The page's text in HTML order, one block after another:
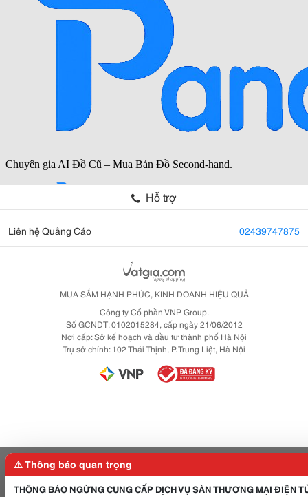
Hỗ trợ
Liên hệ Quảng Cáo 02439747875
MUA SẮM HẠNH PHÚC, KINH DOANH HIỆU QUẢ
Công ty Cổ phần VNP Group.
Số GCNDT: 0102015284, cấp ngày 21/06/2012
Nơi cấp: Sở kế hoạch và đầu tư thành phố Hà Nội
Trụ sở chính: 102 Thái Thịnh, P. Trung Liệt, Hà Nội
⚠️ Thông báo quan trọng
THÔNG BÁO NGỪNG CUNG CẤP DỊCH VỤ SÀN THƯƠNG MẠI ĐIỆN